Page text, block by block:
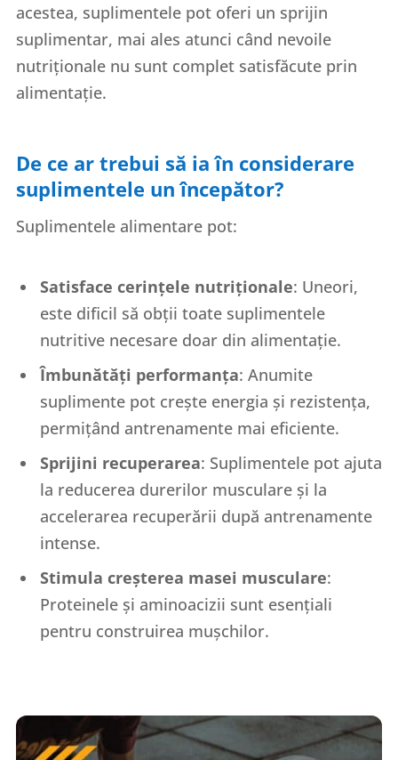
acestea, suplimentele pot oferi un sprijin
suplimentar, mai ales atunci când nevoile
nutriționale nu sunt complet satisfăcute prin
alimentație.
De ce ar trebui să ia în considerare
suplimentele un începător?
Suplimentele alimentare pot:
Satisface cerințele nutriționale: Uneori,
este dificil să obții toate suplimentele
nutritive necesare doar din alimentație.
Îmbunătăți performanța: Anumite
suplimente pot crește energia și rezistența,
permițând antrenamente mai eficiente.
Sprijini recuperarea: Suplimentele pot ajuta
la reducerea durerilor musculare și la
accelerarea recuperării după antrenamente
intense.
Stimula creșterea masei musculare:
Proteinele și aminoacizii sunt esențiali
pentru construirea mușchilor.